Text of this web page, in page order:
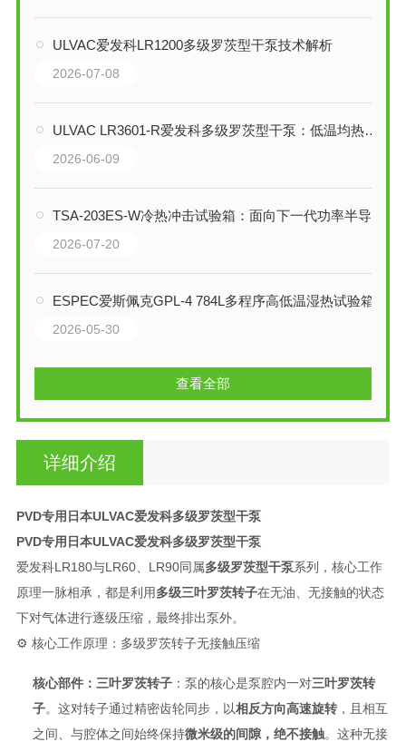
ULVAC爱发科LR1200多级罗茨型干泵技术解析
2026-07-08
ULVAC LR3601-R爱发科多级罗茨型干泵：低温均热化设计下的排气与节能
2026-06-09
TSA-203ES-W冷热冲击试验箱：面向下一代功率半导体的300℃高温冲击测试平台
2026-07-20
ESPEC爱斯佩克GPL-4 784L多程序高低温湿热试验箱技术综述
2026-05-30
查看全部
详细介绍
PVD专用日本ULVAC爱发科多级罗茨型干泵
PVD专用日本ULVAC爱发科多级罗茨型干泵
爱发科LR180与LR60、LR90同属多级罗茨型干泵系列，核心工作
原理一脉相承，都是利用多级三叶罗茨转子在无油、无接触的状态
下对气体进行逐级压缩，最终排出泵外。
⚙️ 核心工作原理：多级罗茨转子无接触压缩
核心部件：三叶罗茨转子：泵的核心是泵腔内一对三叶罗茨转
子。这对转子通过精密齿轮同步，以相反方向高速旋转，且相互
之间、与腔体之间始终保持微米级的间隙，绝不接触。这种无接